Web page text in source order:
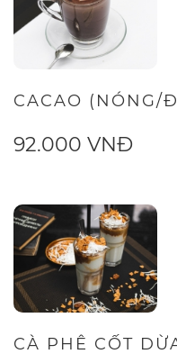
CACAO (NÓNG/
92.000 VNĐ
CÀ PHÊ CỐT